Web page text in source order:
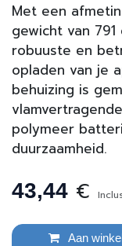
Met een
gewicht van
robuuste en
opladen van je
behuizing is
polymeer
duurzaamheid.
43,44 €
Aan